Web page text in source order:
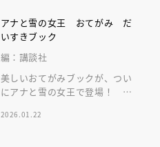
アナと雪の女王 おてがみ だ
いすきブック
編：講談社
美しいおてがみブックが、つい
にアナと雪の女王で登場！ 子
です。
2026.01.22